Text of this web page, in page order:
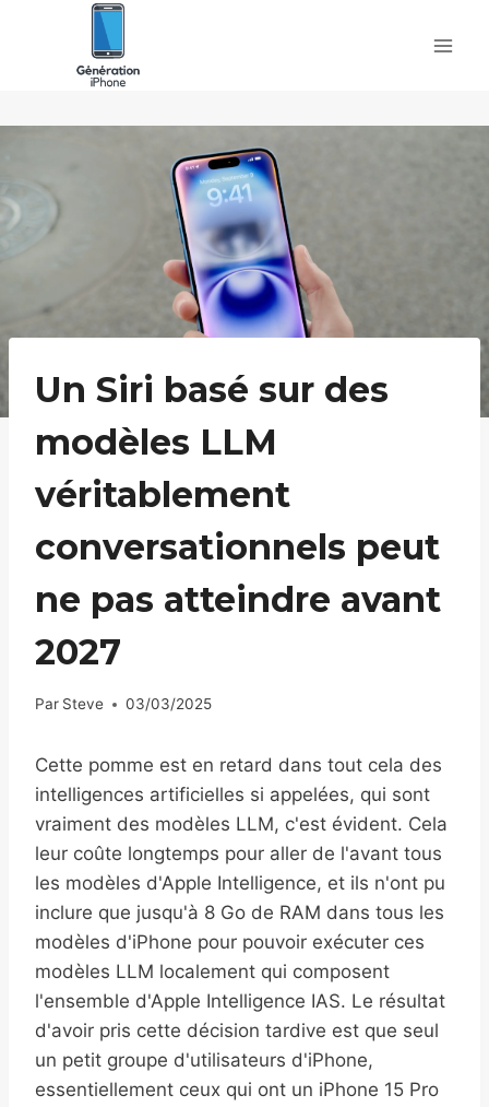
Un Siri basé sur des
modèles LLM
véritablement
conversationnels peut
ne pas atteindre avant
2027
Par Steve 03/03/2025
Cette pomme est en retard dans tout cela des
intelligences artificielles si appelées, qui sont
vraiment des modèles LLM, c'est évident. Cela
leur coûte longtemps pour aller de l'avant tous
les modèles d'Apple Intelligence, et ils n'ont pu
inclure que jusqu'à 8 Go de RAM dans tous les
modèles d'iPhone pour pouvoir exécuter ces
modèles LLM localement qui composent
l'ensemble d'Apple Intelligence IAS. Le résultat
d'avoir pris cette décision tardive est que seul
un petit groupe d'utilisateurs d'iPhone,
essentiellement ceux qui ont un iPhone 15 Pro